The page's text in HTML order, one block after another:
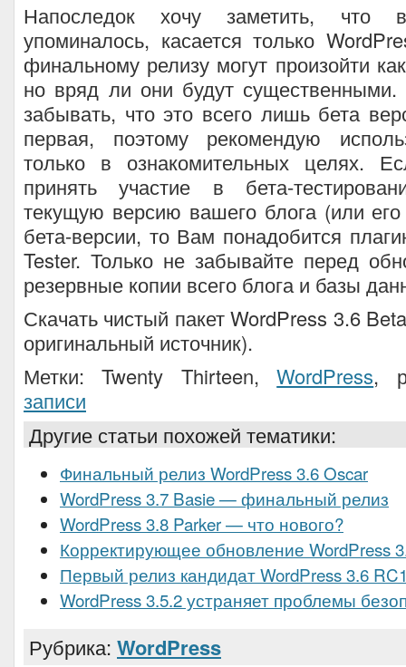
Напоследок хочу заметить, что
упоминалось, касается только
финальному релизу могут произойти
но вряд ли они будут существенными.
забывать, что это всего лишь бета
первая, поэтому рекомендую
только в ознакомительных целях.
принять участие в бета-
текущую версию вашего блога (или
бета-версии, то Вам понадобится
Tester. Только не забывайте перед
резервные копии всего блога и базы
Скачать чистый пакет WordPress 3.6
оригинальный источник).
Метки: Twenty Thirteen,WordPress,
записи
Другие статьи похожей тематики:
Финальный релиз WordPress 3.6 Oscar
WordPress 3.7 Basie — финальный релиз
WordPress 3.8 Parker — что нового?
Корректирующее обновление WordPress
Первый релиз кандидат WordPress 3.6
WordPress 3.5.2 устраняет проблемы
Рубрика: WordPress